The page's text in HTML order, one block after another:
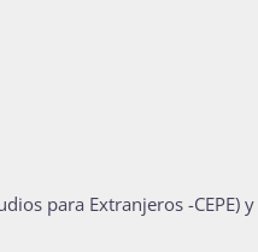
para Extranjeros -CEPE) y